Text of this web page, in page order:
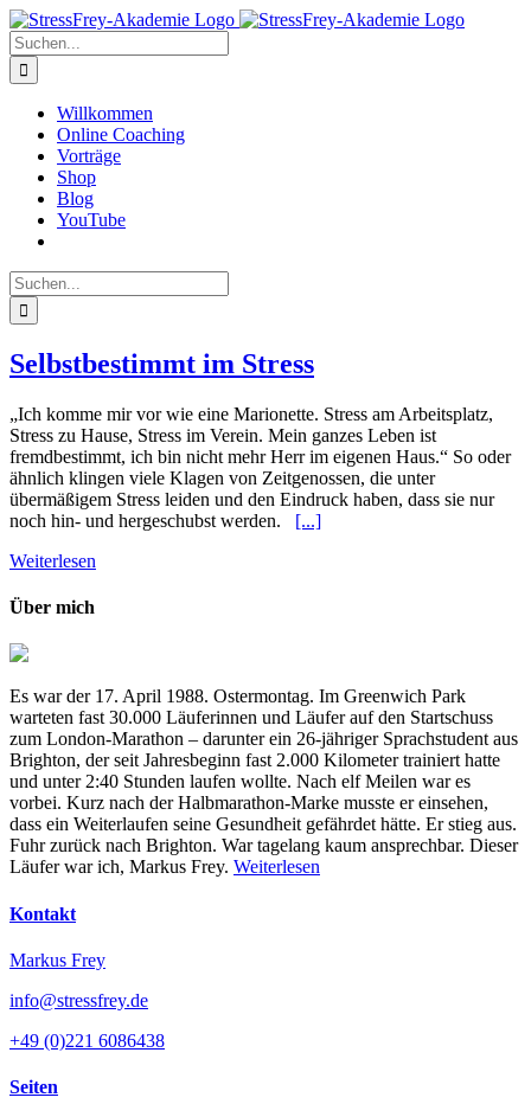
Zum
Inhalt
springen
Suche
nach:
Willkommen
Online Coaching
Vorträge
Shop
Blog
YouTube
Suche
nach:
Selbstbestimmt im Stress
„Ich komme mir vor wie eine Marionette. Stress am Arbeitsplatz,
Stress zu Hause, Stress im Verein. Mein ganzes Leben ist
fremdbestimmt, ich bin nicht mehr Herr im eigenen Haus.“ So oder
ähnlich klingen viele Klagen von Zeitgenossen, die unter
übermäßigem Stress leiden und den Eindruck haben, dass sie nur
noch hin- und hergeschubst werden. [...]
Weiterlesen
Über mich
Es war der 17. April 1988. Ostermontag. Im Greenwich Park
warteten fast 30.000 Läuferinnen und Läufer auf den Startschuss
zum London-Marathon – darunter ein 26-jähriger Sprachstudent aus
Brighton, der seit Jahresbeginn fast 2.000 Kilometer trainiert hatte
und unter 2:40 Stunden laufen wollte. Nach elf Meilen war es
vorbei. Kurz nach der Halbmarathon-Marke musste er einsehen,
dass ein Weiterlaufen seine Gesundheit gefährdet hätte. Er stieg aus.
Fuhr zurück nach Brighton. War tagelang kaum ansprechbar. Dieser
Läufer war ich, Markus Frey. Weiterlesen
Kontakt
Markus Frey
info@stressfrey.de
+49 (0)221 6086438
Seiten